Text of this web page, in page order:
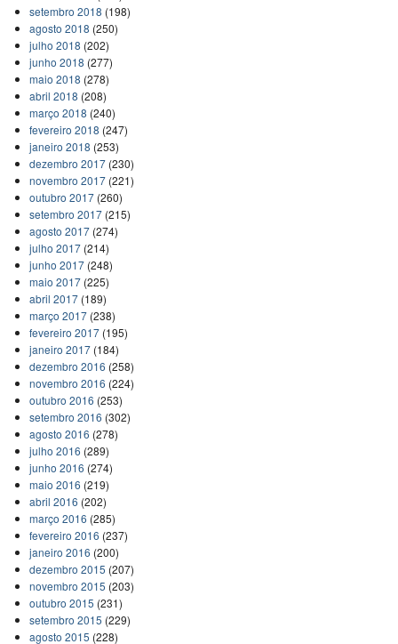
setembro 2018 (198)
agosto 2018 (250)
julho 2018 (202)
junho 2018 (277)
maio 2018 (278)
abril 2018 (208)
março 2018 (240)
fevereiro 2018 (247)
janeiro 2018 (253)
dezembro 2017(230)
novembro 2017(221)
outubro 2017(260)
setembro 2017(215)
agosto 2017(274)
julho 2017(214)
junho 2017(248)
maio 2017(225)
abril 2017(189)
março 2017(238)
fevereiro 2017(195)
janeiro 2017(184)
dezembro 2016 (258)
novembro 2016 (224)
outubro 2016 (253)
setembro 2016 (302)
agosto 2016 (278)
julho 2016 (289)
junho 2016 (274)
maio 2016 (219)
abril 2016 (202)
março 2016 (285)
fevereiro 2016 (237)
janeiro 2016 (200)
dezembro 2015 (207)
novembro 2015 (203)
outubro 2015 (231)
setembro 2015 (229)
agosto 2015 (228)